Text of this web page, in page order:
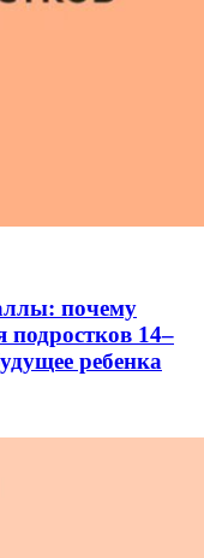
почему
подростков 14–
ребенка